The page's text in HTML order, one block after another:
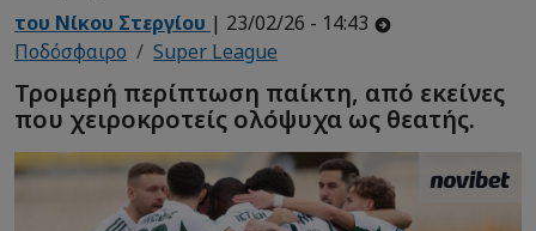
του Νίκου Στεργίου | 23/02/26 - 14:43
Ποδόσφαιρο
Super League
Τρομερή περίπτωση παίκτη, από εκείνες
που χειροκροτείς ολόψυχα ως θεατής.